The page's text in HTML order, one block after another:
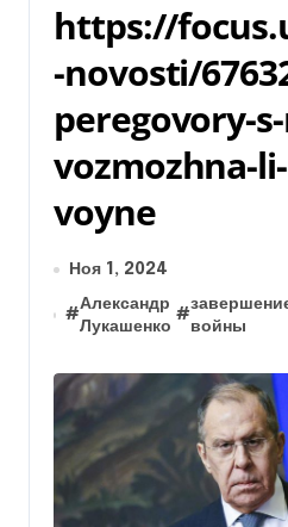
https://
-novosti/
peregovory-
vozmozhna-
voyne
Ноя 1, 2024
#
Александр
Лукашенко
#
войны